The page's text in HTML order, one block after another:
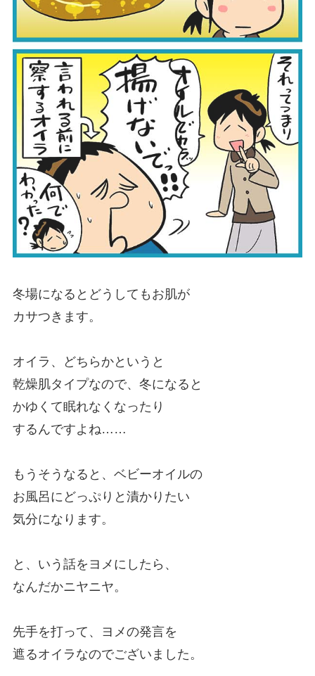
冬場になるとどうしてもお肌が
カサつきます。
オイラ、どちらかというと
乾燥肌タイプなので、冬になると
かゆくて眠れなくなったり
するんですよね……
もうそうなると、ベビーオイルの
お風呂にどっぷりと漬かりたい
気分になります。
と、いう話をヨメにしたら、
なんだかニヤニヤ。
先手を打って、ヨメの発言を
遮るオイラなのでございました。